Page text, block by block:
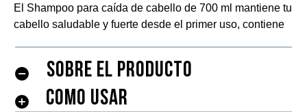
promedio
de
Folicuré
Shampoo
Control
Original
El Shampoo para caída de cabello de 700 ml mantiene tu
cabello saludable y fuerte desde el primer uso, contiene
SOBRE EL PRODUCTO
COMO USAR